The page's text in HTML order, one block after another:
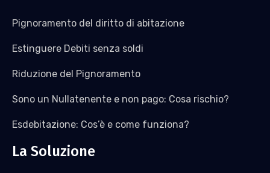
Pignoramento del diritto di abitazione
Estinguere Debiti senza soldi
Riduzione del Pignoramento
Sono un Nullatenente e non pago: Cosa rischio?
Esdebitazione: Cos’è e come funziona?
La Soluzione